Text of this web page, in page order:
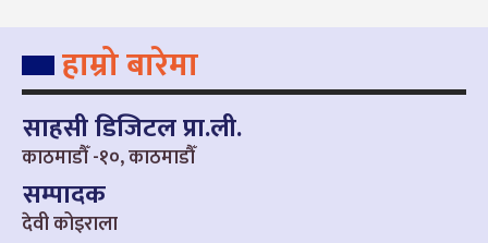
हाम्रो बारेमा
साहसी डिजिटल प्रा.ली.
काठमाडौँ -१०, काठमाडौँ
सम्पादक
देवी कोइराला